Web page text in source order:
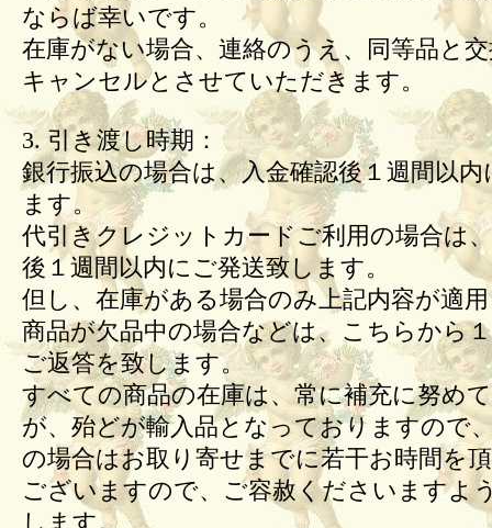
ならば幸いです。
在庫がない場合、連絡のうえ、同等品と
キャンセルとさせていただきます。
3. 引き渡し時期：
銀行振込の場合は、入金確認後１週間以内
ます。
代引きクレジットカードご利用の場合は
後１週間以内にご発送致します。
但し、在庫がある場合のみ上記内容が適
商品が欠品中の場合などは、こちらから
ご返答を致します。
すべての商品の在庫は、常に補充に努め
が、殆どが輸入品となっておりますので
の場合はお取り寄せまでに若干お時間を
ございますので、ご容赦くださいますよ
します。